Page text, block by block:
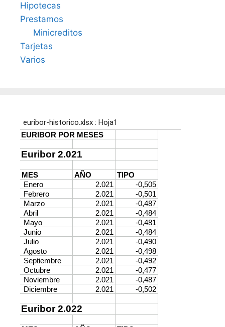
Hipotecas
Prestamos
Minicreditos
Tarjetas
Varios